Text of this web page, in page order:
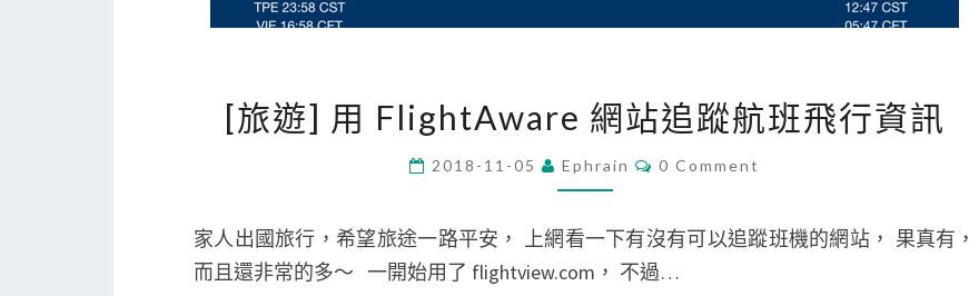
旅
遊
]
用
[旅遊] 用 FlightAware 網站追蹤航班飛行資訊
2018-11-05 Ephrain
C
E
N
T
S
0 Comment
家人出國旅行，希望旅途一路平安， 上網看一下有沒有可以追蹤班機的網站， 果真有，
而且還非常的多～ 一開始用了 flightview.com， 不過…